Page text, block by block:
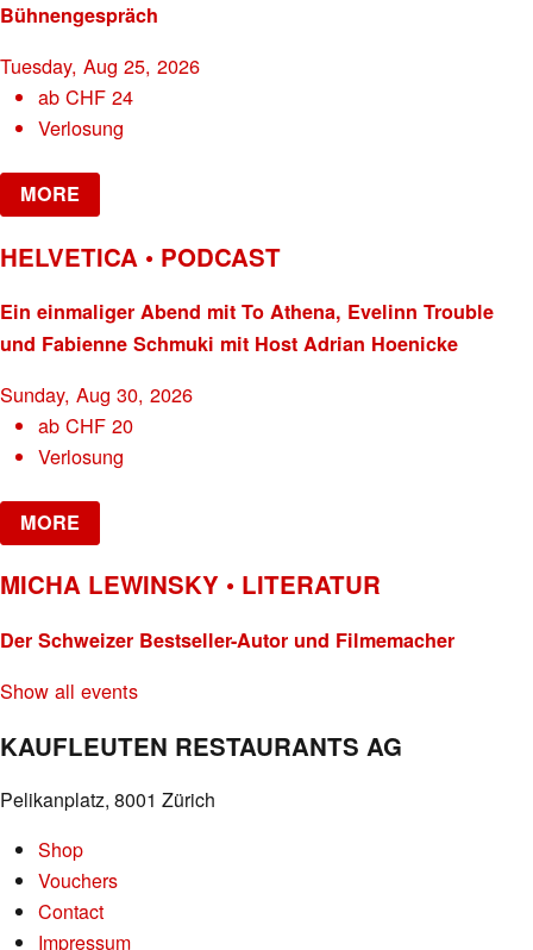
Bühnengespräch
Tuesday, Aug 25, 2026
abCHF 24
Verlosung
MORE
HELVETICA • PODCAST
Ein einmaliger Abend mit To Athena, Evelinn Trouble
und Fabienne Schmuki mit Host Adrian Hoenicke
Sunday, Aug 30, 2026
abCHF 20
Verlosung
MORE
MICHA LEWINSKY • LITERATUR
Der Schweizer Bestseller-Autor und Filmemacher
Show all events
KAUFLEUTEN RESTAURANTS AG
Pelikanplatz, 8001 Zürich
Shop
Vouchers
Contact
Impressum